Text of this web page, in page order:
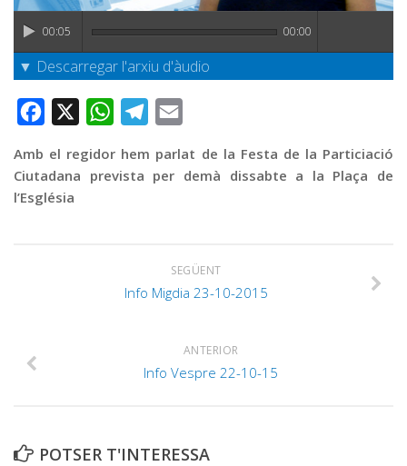
Publicitat
Contacte
00:05 00:00
▼ Descarregar l'arxiu d'àudio
Facebook WhatsAppTelegram
Amb el regidor hem parlat de la Festa de la Particiació
Ciutadana prevista per demà dissabte a la Plaça de
l’Església
SEGÜENT
Info Migdia 23-10-2015
ANTERIOR
Info Vespre 22-10-15
POTSER T'INTERESSA